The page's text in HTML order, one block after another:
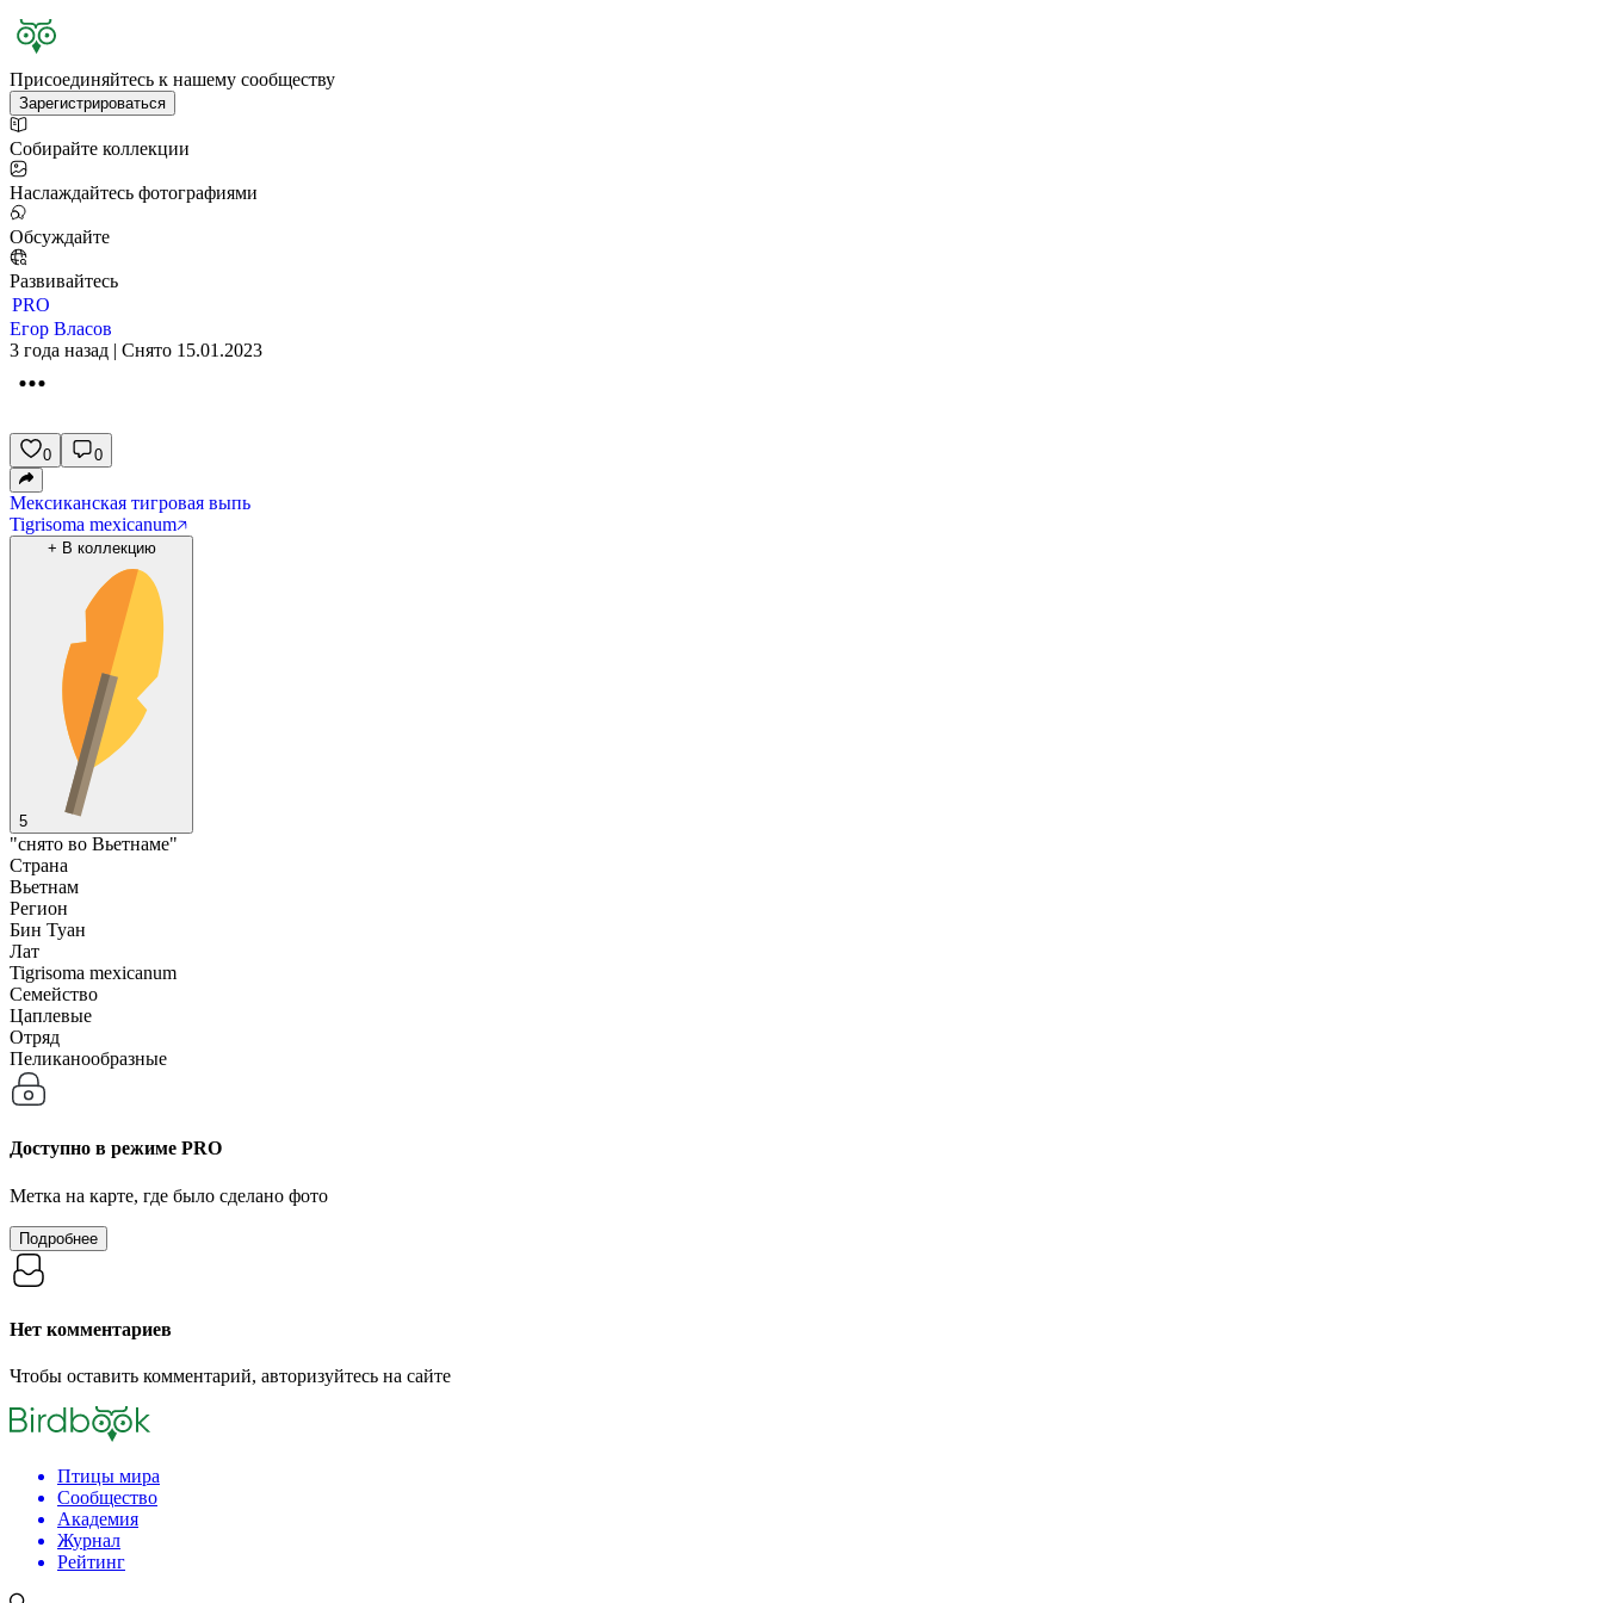
Присоединяйтесь к нашему сообществу
Зарегистрироваться
Собирайте коллекции
Наслаждайтесь фотографиями
Обсуждайте
Развивайтесь
PRO
Егор Власов
3 года назад | Снято 15.01.2023
0 0
Мексиканская тигровая выпь
Tigrisoma mexicanum
+ В коллекцию
5
"снято во Вьетнаме"
Страна
Вьетнам
Регион
Бин Туан
Лат
Tigrisoma mexicanum
Семейство
Цаплевые
Отряд
Пеликанообразные
Доступно в режиме PRO
Метка на карте, где было сделано фото
Подробнее
Нет комментариев
Чтобы оставить комментарий, авторизуйтесь на сайте
Птицы мира
Сообщество
Академия
Журнал
Рейтинг